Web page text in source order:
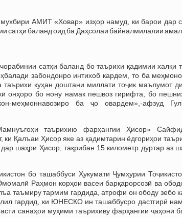
АМИТ «Ховар» изҳор намуд, ки барои дар
сатҳи баланд оид ба Даҳсолаи байналмилалии
сатҳи баланд бо таърихи қадимии халқи
забондонро интихоб кардем, то ба
куҳан доштани миллати тоҷик маълумот
онҳоро бо нону намак пешвоз гирифта, бо
меҳмоннавозиро ба ҷо овардем»,-афзуд
таърихию фарҳангии Ҳисор»
ки Қалъаи Ҳисор яке аз қадимтарин ёдгориҳои
шаҳри Ҳисор, тақрибан 15 километр дуртар аз
бо ташаббуси Ҳукумати Ҷумҳурии
Раҳмон корҳои васеи барқарорсозӣ ва
таъмиру тармим гардида, атрофи он ободу зебо
гардид, ки ЮНЕСКО ин ташаббусро дастгирӣ
санаҳои муҳими таърихиву фарҳангии ҷаҳонӣ